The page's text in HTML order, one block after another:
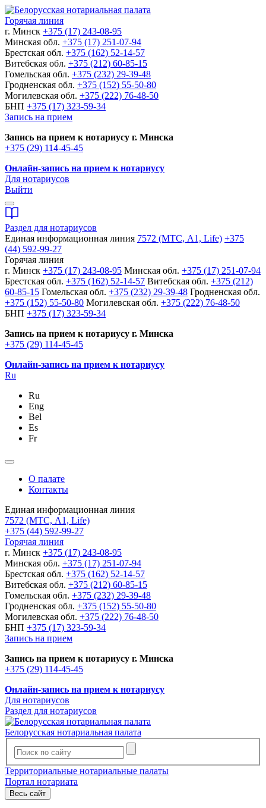
Горячая линия
г. Минск +375 (17) 243-08-95
Минская обл. +375 (17) 251-07-94
Брестская обл. +375 (162) 52-14-57
Витебская обл. +375 (212) 60-85-15
Гомельская обл. +375 (232) 29-39-48
Гродненская обл. +375 (152) 55-50-80
Могилевская обл. +375 (222) 76-48-50
БНП +375 (17) 323-59-34
Запись на прием
Запись на прием к нотариусу г. Минска
+375 (29) 114-45-45
Онлайн-запись на прием к нотариусу
Для нотариусов
Выйти
Раздел для нотариусов
Единая информационная линия 7572 (МТС, A1, Life) +375
(44) 592-99-27
Горячая линия
г. Минск +375 (17) 243-08-95 Минская обл. +375 (17) 251-07-94
Брестская обл. +375 (162) 52-14-57 Витебская обл. +375 (212)
60-85-15 Гомельская обл. +375 (232) 29-39-48 Гродненская обл.
+375 (152) 55-50-80 Могилевская обл. +375 (222) 76-48-50
БНП +375 (17) 323-59-34
Запись на прием к нотариусу г. Минска
+375 (29) 114-45-45
Онлайн-запись на прием к нотариусу
Ru
Ru
Eng
Bel
Es
Fr
О палате
Контакты
Единая информационная линия
7572 (МТС, A1, Life)
+375 (44) 592-99-27
Горячая линия
г. Минск +375 (17) 243-08-95
Минская обл. +375 (17) 251-07-94
Брестская обл. +375 (162) 52-14-57
Витебская обл. +375 (212) 60-85-15
Гомельская обл. +375 (232) 29-39-48
Гродненская обл. +375 (152) 55-50-80
Могилевская обл. +375 (222) 76-48-50
БНП +375 (17) 323-59-34
Запись на прием
Запись на прием к нотариусу г. Минска
+375 (29) 114-45-45
Онлайн-запись на прием к нотариусу
Для нотариусов
Раздел для нотариусов
Белорусская нотариальная палата
Территориальные нотариальные палаты
Портал нотариата
Весь сайт